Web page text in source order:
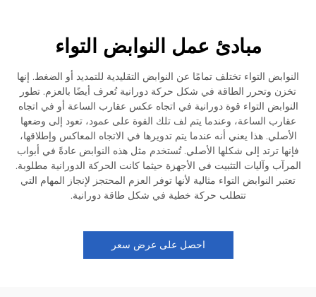
مبادئ عمل النوابض التواء
النوابض التواء تختلف تمامًا عن النوابض التقليدية للتمديد أو الضغط. إنها
تخزن وتحرر الطاقة في شكل حركة دورانية تُعرف أيضًا بالعزم. تطور
النوابض التواء قوة دورانية في اتجاه عكس عقارب الساعة أو في اتجاه
عقارب الساعة، وعندما يتم لف تلك القوة على عمود، تعود إلى وضعها
الأصلي. هذا يعني أنه عندما يتم تدويرها في الاتجاه المعاكس وإطلاقها،
فإنها ترتد إلى شكلها الأصلي. تُستخدم مثل هذه النوابض عادةً في أبواب
المرآب وآليات التثبيت في الأجهزة حيثما كانت الحركة الدورانية مطلوبة.
تعتبر النوابض التواء مثالية لأنها توفر العزم المحتجز لإنجاز المهام التي
تتطلب حركة خطية في شكل طاقة دورانية.
احصل على عرض سعر